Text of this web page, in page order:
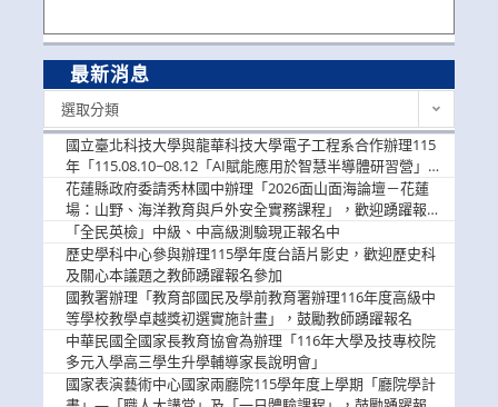
最新消息
選取分類
國立臺北科技大學與龍華科技大學電子工程系合作辦理115
年「115.08.10~08.12「AI賦能應用於智慧半導體研習營」，
歡迎學生踴躍報名參加
花蓮縣政府委請秀林國中辦理「2026面山面海論壇－花蓮
場：山野、海洋教育與戶外安全實務課程」，歡迎踴躍報名
參加
「全民英檢」中級、中高級測驗現正報名中
歷史學科中心參與辦理115學年度台語片影史，歡迎歷史科
及關心本議題之教師踴躍報名參加
國教署辦理「教育部國民及學前教育署辦理116年度高級中
等學校教學卓越獎初選實施計畫」，鼓勵教師踴躍報名
中華民國全國家長教育協會為辦理「116年大學及技專校院
多元入學高三學生升學輔導家長說明會」
國家表演藝術中心國家兩廳院115學年度上學期「廳院學計